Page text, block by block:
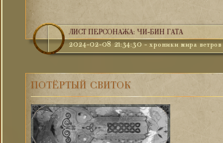
ЛИСТ ПЕРСОНАЖА: ЧИ-БИН ГАТА
2024-02-08 21:34:30 -хроники мира ветров
ПОТЁРТЫЙ СВИТОК